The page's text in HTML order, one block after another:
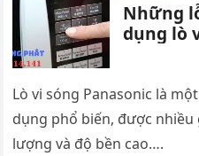
Những
dụng lò
Lò vi sóng Panasonic là
dụng phổ biến, được
lượng và độ bền cao….